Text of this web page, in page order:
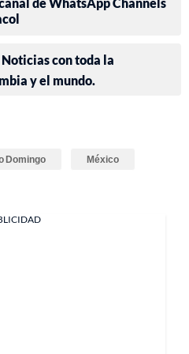
con toda la
y el mundo.
Domingo México